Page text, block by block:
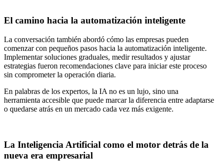
El camino hacia la automatización inteligente
La conversación también abordó cómo las empresas pueden
comenzar con pequeños pasos hacia la automatización inteligente.
Implementar soluciones graduales, medir resultados y ajustar
estrategias fueron recomendaciones clave para iniciar este proceso
sin comprometer la operación diaria.
En palabras de los expertos, la IA no es un lujo, sino una
herramienta accesible que puede marcar la diferencia entre adaptarse
o quedarse atrás en un mercado cada vez más exigente.
La Inteligencia Artificial como el motor detrás de la
nueva era empresarial